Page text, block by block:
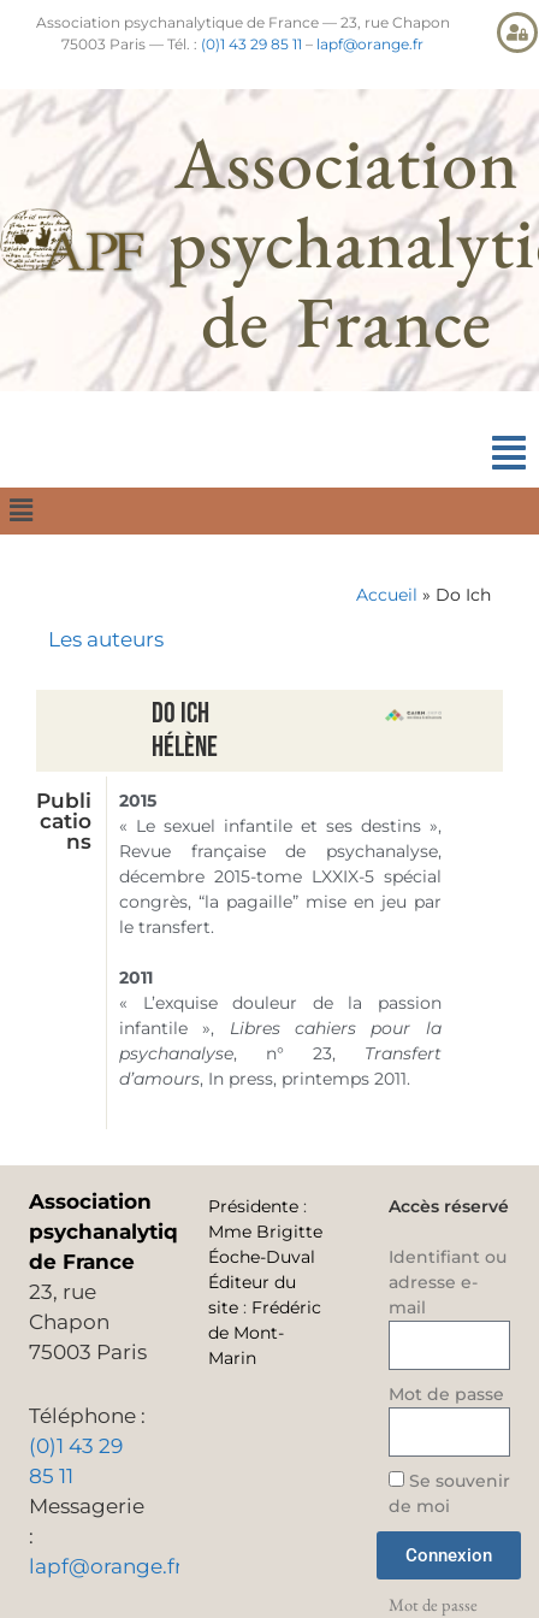
Association psychanalytique de France — 23, rue Chapon
75003 Paris — Tél. : (0)1 43 29 85 11 – lapf@orange.fr
Association
de France
Accueil » Do Ich
Les auteurs
Do Ich
Hélène
Publi
catio
ns
2015
« Le sexuel infantile et ses destins »,
Revue française de psychanalyse,
décembre 2015-tome LXXIX-5 spécial
congrès, “la pagaille” mise en jeu par
le transfert.
2011
« L’exquise douleur de la passion
infantile », Libres cahiers pour la
psychanalyse, n° 23, Transfert
d’amours, In press, printemps 2011.
Association
psychanalytique
de France
23, rue
Chapon
75003 Paris
Téléphone :
(0)1 43 29
85 11
Messagerie
:
lapf@orange.fr
Présidente :
Mme Brigitte
Éoche-Duval
Éditeur du
site : Frédéric
de Mont-
Marin
Accès réservé
Identifiant ou
adresse e-
mail
Mot de passe
Se souvenir
de moi
Connexion
Mot de passe